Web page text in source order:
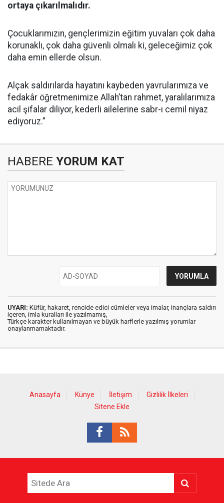
ortaya çıkarılmalıdır.
Çocuklarımızın, gençlerimizin eğitim yuvaları çok daha
korunaklı, çok daha güvenli olmalı ki, geleceğimiz çok
daha emin ellerde olsun.
Alçak saldırılarda hayatını kaybeden yavrularımıza ve
fedakâr öğretmenimize Allah’tan rahmet, yaralılarımıza
acil şifalar diliyor, kederli ailelerine sabr-ı cemil niyaz
ediyoruz.”
HABERE YORUM KAT
UYARI: Küfür, hakaret, rencide edici cümleler veya imalar, inançlara saldırı
içeren, imla kuralları ile yazılmamış,
Türkçe karakter kullanılmayan ve büyük harflerle yazılmış yorumlar
onaylanmamaktadır.
Anasayfa Künye İletişim
Gizlilik İlkeleri
Sitene Ekle